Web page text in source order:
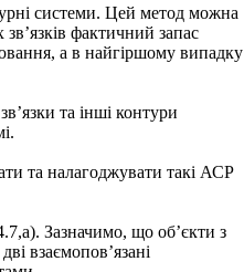
системи. Цей метод можна
фактичний запас
а в найгіршому випадку
та інші контури
та налагоджувати такі АСР
Зазначимо, що об’єкти з
взаємопов’язані